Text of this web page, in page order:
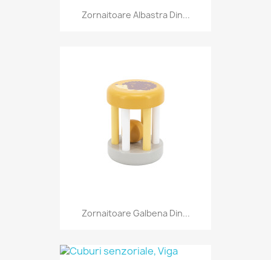
Zornaitoare Albastra Din...
Zornaitoare Galbena Din...